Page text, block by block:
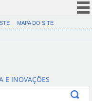
CORONAVÍRUS (COVID-19)
Canais
MAPA DO SITE
E INOVAÇÕES